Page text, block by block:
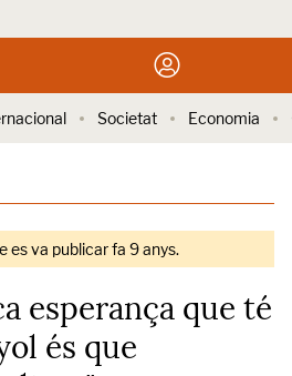
Societat Economia
es va publicar fa 9 anys.
esperança que té
és que